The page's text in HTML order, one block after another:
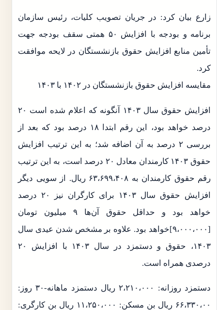
زارع بیان کرد: در جریان تصویب کلیات، رئیس سازمان
برنامه و بودجه با افزایش ۵۰ همتی سقف بودجه جهت
تأمین منابع افزایش حقوق بازنشستگان در لایحه موافقت
کرد.
مقایسه افزایش حقوق بازنشستگان در ۱۴۰۲ با ۱۴۰۳
افزایش حقوق سال ۱۴۰۳ آنگونه که اعلام شده است ۲۰
درصد خواهد بود، این رقم ابتدا ۱۸ درصد بود که بعد از
بررسی ۲ درصد به آن اضافه شد؛ به این ترتیب افزایش
حقوق ۱۴۰۳ کارمندان معادل ۲۰ درصد است، به این ترتیب
رقم حقوق کارمندان به ۶۳،۶۹۹،۴۰۸ ریال. از سویی دیگر
افزایش حقوق سال ۱۴۰۳ برای کارگران نیز ۲۰ درصد
خواهد بود و حداقل حقوق آن‌ها ۹ میلیون تومان
[۹،۰۰۰،۰۰۰]خواهد بود. علاوه بر مشخص شدن عیدی سال
۱۴۰۳، حقوق و دستمزد در سال ۱۴۰۳ با افزایش ۲۰
درصدی همراه است.
دستمزد روزانه: ۲،۲۱۰،۰۰۰ ریال دستمزد ماهانه-۳۰ روز:
۶۶،۳۳۰،۰۰ ریال بن مسکن: ۱۱،۲۵۰،۰۰۰ ریال بن کارگری: